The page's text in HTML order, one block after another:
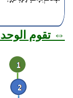
⇔ تقوم